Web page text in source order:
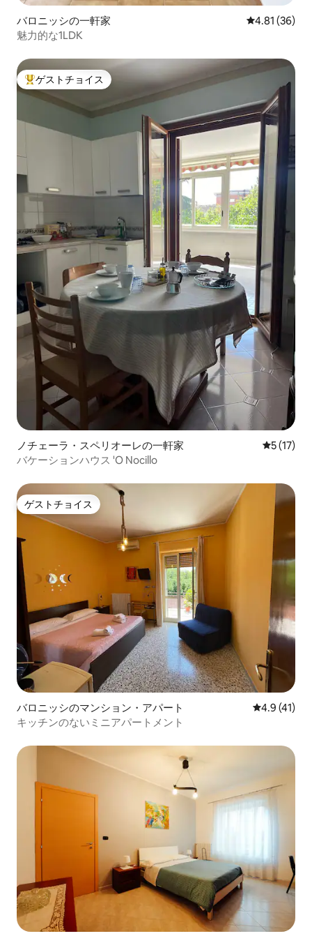
バロニッシの一軒家 レビュー36
4.81 (36)
魅力的な1LDK
大好評のゲストチョイスです。
ゲストチョイス
ノチェーラ・スペリオーレの一軒家 レビュー
5 (17)
バケーションハウス 'O Nocillo
ゲストチョイス
ゲストチョイス
バロニッシのマンション・アパート レビュー41
4.9 (41)
キッチンのないミニアパートメント